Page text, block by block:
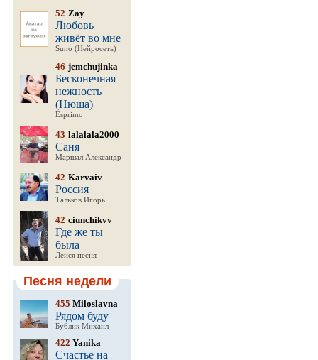
52 Zay
Любовь
живёт во мне
Suno (Нейросеть)
46 jemchujinka
Бесконечная
нежность
(Нюша)
Esprimo
43 lalalala2000
Саня
Маршал Александр
42 Karvaiv
Россия
Тальков Игорь
42 ciunchikvv
Где же ты
была
Лейся песня
Песня недели
455 Miloslavna
Рядом буду
Бублик Михаил
422 Yanika
Счастье на